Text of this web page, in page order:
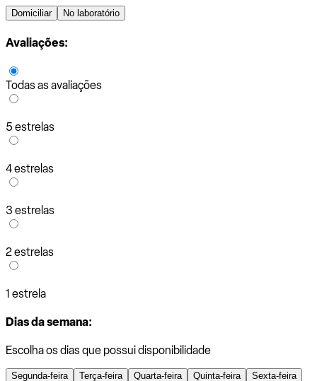
Domiciliar No laboratório
Avaliações:
Todas as avaliações
5 estrelas
4 estrelas
3 estrelas
2 estrelas
1 estrela
Dias da semana:
Escolha os dias que possui disponibilidade
Segunda-feira Terça-feira Quarta-feira Quinta-feira
Sexta-feira